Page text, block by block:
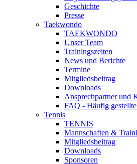
Geschichte
Presse
Taekwondo
TAEKWONDO
Unser Team
Trainingszeiten
News und Berichte
Termine
Mitgliedsbeitrag
Downloads
Ansprechpartner und
FAQ - Häufig
Tennis
TENNIS
Mannschaften &
Mitgliedsbeitrag
Downloads
Sponsoren